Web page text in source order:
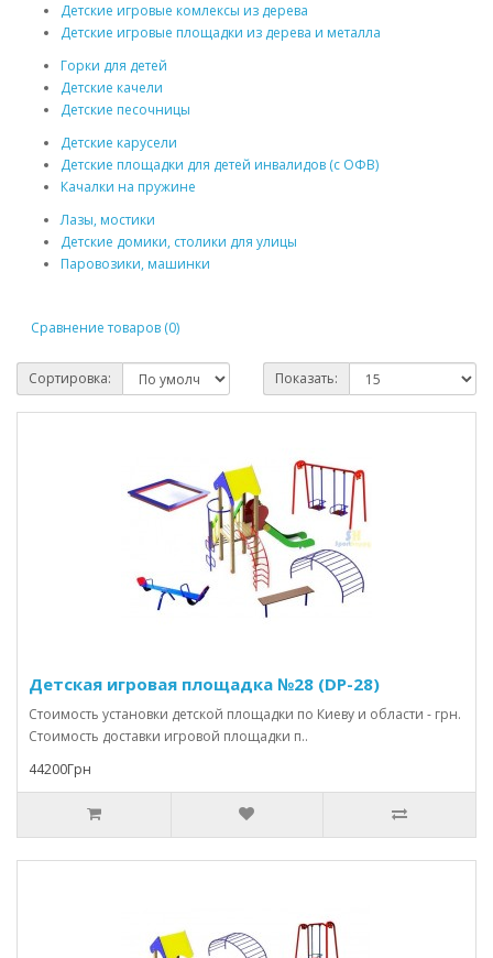
Детские игровые комлексы из дерева
Детские игровые площадки из дерева и металла
Горки для детей
Детские качели
Детские песочницы
Детские карусели
Детские площадки для детей инвалидов (с ОФВ)
Качалки на пружине
Лазы, мостики
Детские домики, столики для улицы
Паровозики, машинки
Сравнение товаров (0)
Сортировка: Показать:
Детская игровая площадка №28 (DP-28)
Стоимость установки детской площадки по Киеву и области - грн.
Стоимость доставки игровой площадки п..
44200Грн